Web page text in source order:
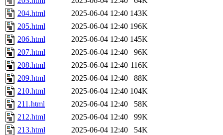
204.html
2025-06-04 12:40 143K
205.html
2025-06-04 12:40 196K
206.html
2025-06-04 12:40 145K
207.html
2025-06-04 12:40
96K
208.html
2025-06-04 12:40 116K
209.html
2025-06-04 12:40
88K
210.html
2025-06-04 12:40 104K
211.html
2025-06-04 12:40
58K
212.html
2025-06-04 12:40
99K
213.html
2025-06-04 12:40
54K